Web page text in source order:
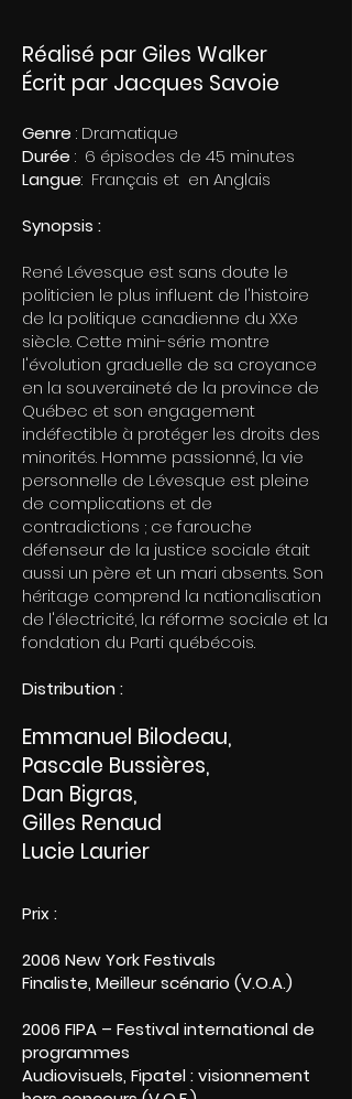
Réalisé par Giles Walker
Écrit par Jacques Savoie
Genre : Dramatique
Durée : 6 épisodes de 45 minutes
Langue: Français et en Anglais
Synopsis :
René Lévesque est sans doute le
politicien le plus influent de l'histoire
de la politique canadienne du XXe
siècle. Cette mini-série montre
l'évolution graduelle de sa croyance
en la souveraineté de la province de
Québec et son engagement
indéfectible à protéger les droits des
minorités. Homme passionné, la vie
personnelle de Lévesque est pleine
de complications et de
contradictions ; ce farouche
défenseur de la justice sociale était
aussi un père et un mari absents. Son
héritage comprend la nationalisation
de l'électricité, la réforme sociale et la
fondation du Parti québécois.
Distribution :
Emmanuel Bilodeau,
Pascale Bussières,
Dan Bigras,
Gilles Renaud
Lucie Laurier
Prix :
2006 New York Festivals
Finaliste, Meilleur scénario (V.O.A.)
2006 FIPA – Festival international de
programmes
Audiovisuels, Fipatel : visionnement